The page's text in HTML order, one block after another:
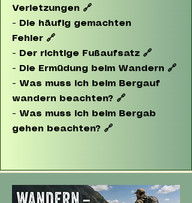
Verletzungen 🔗
-
Die häufig gemachten
Fehler 🔗
-
Der richtige Fußaufsatz 🔗
-
Die Ermüdung beim Wandern 🔗
- Was muss ich beim Bergauf
wandern beachten? 🔗
- Was muss ich beim Bergab
gehen beachten? 🔗